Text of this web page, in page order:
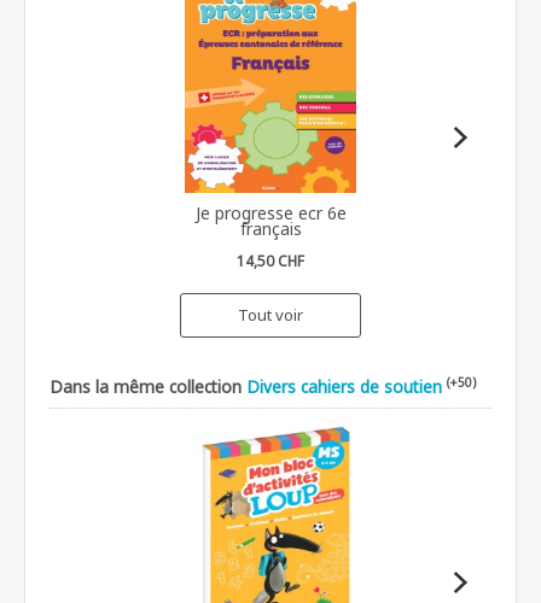
Je progresse ecr 6e
français
14,50 CHF
Tout voir
Dans la même collection Divers cahiers de soutien (+50)